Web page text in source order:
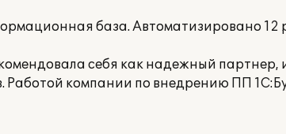
база. Автоматизировано 12
себя как надежный
компании по внедрению ПП